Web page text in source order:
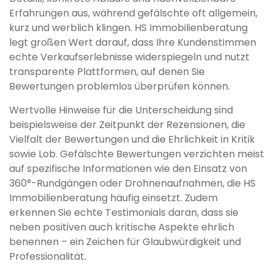
Erfahrungen aus, während gefälschte oft allgemein,
kurz und werblich klingen. HS Immobilienberatung
legt großen Wert darauf, dass Ihre Kundenstimmen
echte Verkaufserlebnisse widerspiegeln und nutzt
transparente Plattformen, auf denen Sie
Bewertungen problemlos überprüfen können.
Wertvolle Hinweise für die Unterscheidung sind
beispielsweise der Zeitpunkt der Rezensionen, die
Vielfalt der Bewertungen und die Ehrlichkeit in Kritik
sowie Lob. Gefälschte Bewertungen verzichten meist
auf spezifische Informationen wie den Einsatz von
360°-Rundgängen oder Drohnenaufnahmen, die HS
Immobilienberatung häufig einsetzt. Zudem
erkennen Sie echte Testimonials daran, dass sie
neben positiven auch kritische Aspekte ehrlich
benennen – ein Zeichen für Glaubwürdigkeit und
Professionalität.